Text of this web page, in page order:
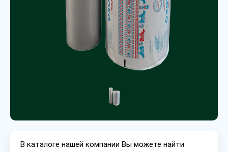
В каталоге нашей компании Вы можете найти